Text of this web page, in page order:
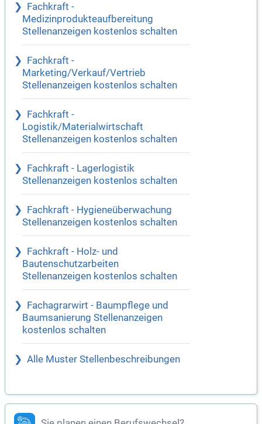
Fachkraft -
Medizinprodukteaufbereitung
Stellenanzeigen kostenlos schalten
Fachkraft -
Marketing/Verkauf/Vertrieb
Stellenanzeigen kostenlos schalten
Fachkraft -
Logistik/Materialwirtschaft
Stellenanzeigen kostenlos schalten
Fachkraft - Lagerlogistik
Stellenanzeigen kostenlos schalten
Fachkraft - Hygieneüberwachung
Stellenanzeigen kostenlos schalten
Fachkraft - Holz- und
Bautenschutzarbeiten
Stellenanzeigen kostenlos schalten
Fachagrarwirt - Baumpflege und
Baumsanierung Stellenanzeigen
kostenlos schalten
Alle Muster Stellenbeschreibungen